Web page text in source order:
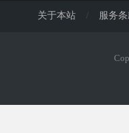
关于本站 / 服务条